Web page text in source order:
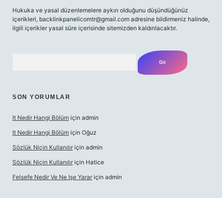
Hukuka ve yasal düzenlemelere aykırı olduğunu düşündüğünüz
içerikleri, backlinkpanelicomtr@gmail.com adresine bildirmeniz halinde,
ilgili içerikler yasal süre içerisinde sitemizden kaldırılacaktır.
SON YORUMLAR
It Nedir Hangi Bölüm için admin
It Nedir Hangi Bölüm için Oğuz
Sözlük Niçin Kullanılır için admin
Sözlük Niçin Kullanılır için Hatice
Felsefe Nedir Ve Ne Işe Yarar için admin